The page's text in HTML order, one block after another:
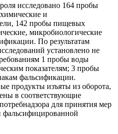
исследовано 164 пробы
и
142 пробы пищевых
микробиологические
По результатам
установлено не
1 пробы воды
показателям; 3 пробы
фальсификации.
продукты изъяты из оборота,
в соответствующие
для принятия мер
фальсифицированной